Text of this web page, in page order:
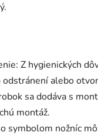
Z hygienických
alebo
sa dodáva s
montáž.
symbolom nožníc